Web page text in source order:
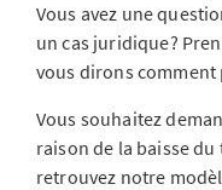
Vous avez une
un cas juridique?
vous dirons comment
Vous souhaitez
raison de la baisse du
retrouvez notre